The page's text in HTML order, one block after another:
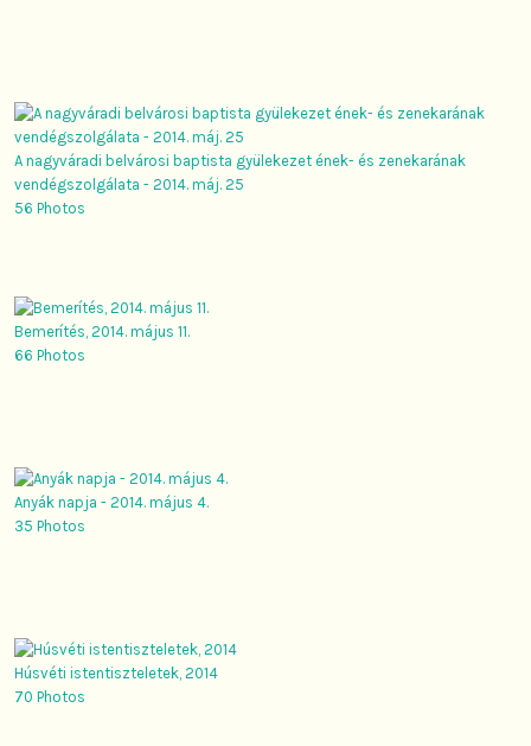
A nagyváradi belvárosi baptista gyülekezet ének- és zenekarának
vendégszolgálata - 2014. máj. 25
56 Photos
Bemerítés, 2014. május 11.
66 Photos
Anyák napja - 2014. május 4.
35 Photos
Húsvéti istentiszteletek, 2014
70 Photos